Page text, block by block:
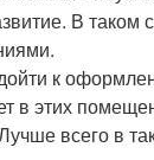
В таком
к
в этих
всего в